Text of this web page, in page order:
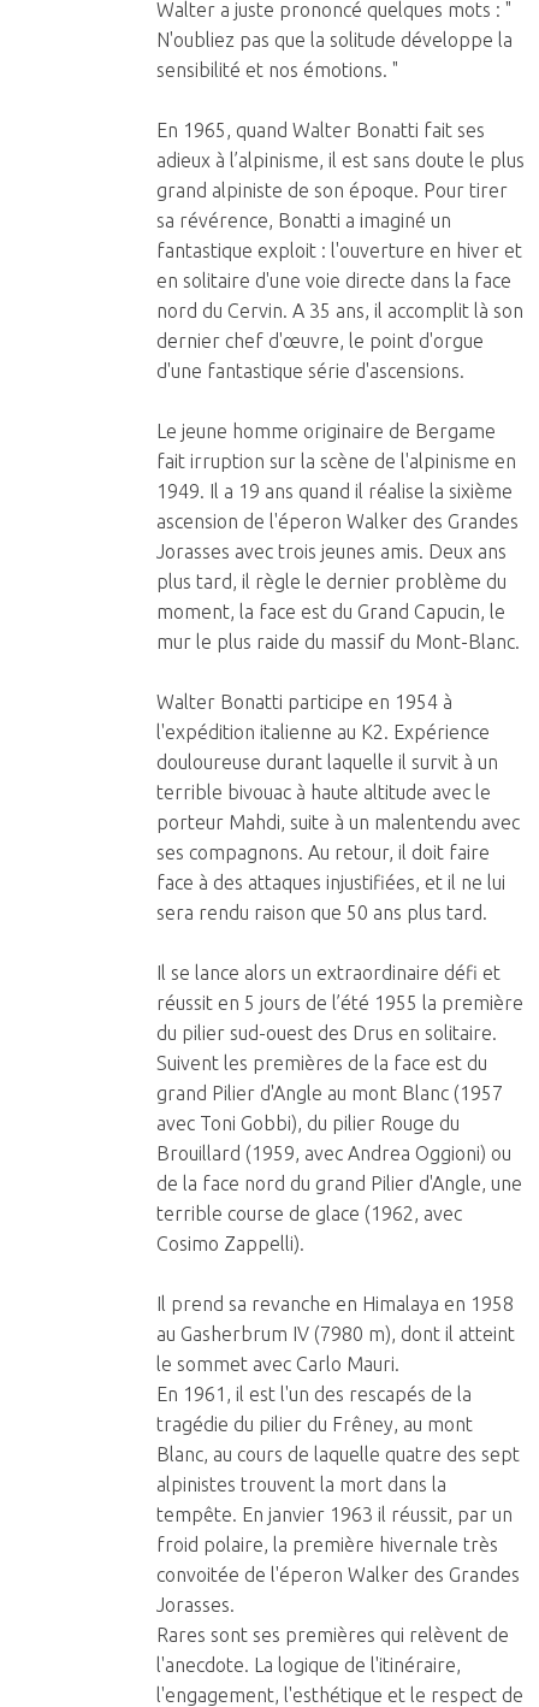
Walter a juste prononcé quelques mots : "
N'oubliez pas que la solitude développe la
sensibilité et nos émotions. "
En 1965, quand Walter Bonatti fait ses
adieux à l’alpinisme, il est sans doute le plus
grand alpiniste de son époque. Pour tirer
sa révérence, Bonatti a imaginé un
fantastique exploit : l'ouverture en hiver et
en solitaire d'une voie directe dans la face
nord du Cervin. A 35 ans, il accomplit là son
dernier chef d'œuvre, le point d'orgue
d'une fantastique série d'ascensions.
Le jeune homme originaire de Bergame
fait irruption sur la scène de l'alpinisme en
1949. Il a 19 ans quand il réalise la sixième
ascension de l'éperon Walker des Grandes
Jorasses avec trois jeunes amis. Deux ans
plus tard, il règle le dernier problème du
moment, la face est du Grand Capucin, le
mur le plus raide du massif du Mont-Blanc.
Walter Bonatti participe en 1954 à
l'expédition italienne au K2. Expérience
douloureuse durant laquelle il survit à un
terrible bivouac à haute altitude avec le
porteur Mahdi, suite à un malentendu avec
ses compagnons. Au retour, il doit faire
face à des attaques injustifiées, et il ne lui
sera rendu raison que 50 ans plus tard.
Il se lance alors un extraordinaire défi et
réussit en 5 jours de l’été 1955 la première
du pilier sud-ouest des Drus en solitaire.
Suivent les premières de la face est du
grand Pilier d'Angle au mont Blanc (1957
avec Toni Gobbi), du pilier Rouge du
Brouillard (1959, avec Andrea Oggioni) ou
de la face nord du grand Pilier d'Angle, une
terrible course de glace (1962, avec
Cosimo Zappelli).
Il prend sa revanche en Himalaya en 1958
au Gasherbrum IV (7980 m), dont il atteint
le sommet avec Carlo Mauri.
En 1961, il est l'un des rescapés de la
tragédie du pilier du Frêney, au mont
Blanc, au cours de laquelle quatre des sept
alpinistes trouvent la mort dans la
tempête. En janvier 1963 il réussit, par un
froid polaire, la première hivernale très
convoitée de l'éperon Walker des Grandes
Jorasses.
Rares sont ses premières qui relèvent de
l'anecdote. La logique de l'itinéraire,
l'engagement, l'esthétique et le respect de